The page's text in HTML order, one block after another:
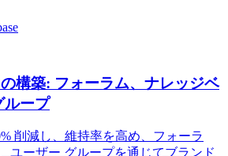
構築: フォーラム、ナレッジベ
ループ
削減し、維持率を高め、フォーラ
ユーザー グループを通じてブランド